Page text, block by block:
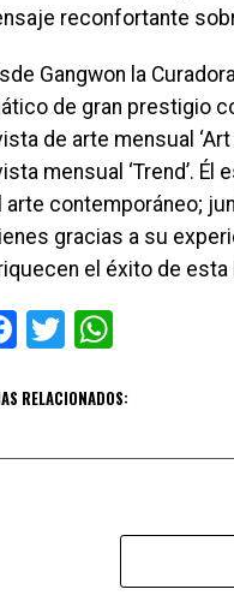
reconfortante
Gangwon la
de gran prestigio
de arte mensual
mensual ‘Trend’.
arte contemporáneo;
gracias a su
el éxito de esta
Facebook
Twitter
RELACIONADOS: